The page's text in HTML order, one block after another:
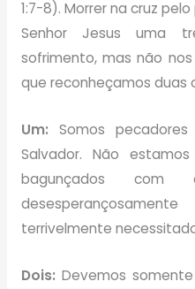
1:7-8). Morrer na cruz
Senhor Jesus uma
sofrimento, mas não
que reconheçamos duas
Um: Somos
Salvador. Não
bagunçados com
terrivelmente
Dois: Devemos